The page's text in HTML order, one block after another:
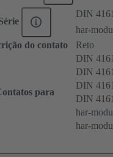
DIN
har-
do contato
Reto
para
DIN
DIN
DIN
DIN
har-
har-